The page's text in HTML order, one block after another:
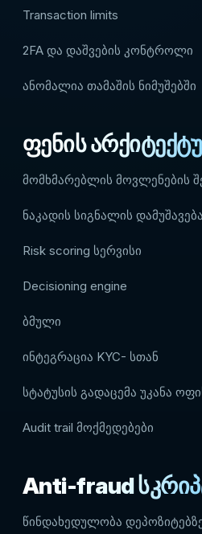
Transaction limits
2FA და დაშვების კონტროლი
ანომალია თამაშის ნიმუშებში
ფენის
მომხმარებლის მოვლენების
ნაკადის სიგნალის დამუშავება
Risk scoring სერვისი
Decisioning engine
ბმული
ინტეგრაცია KYC- სთან
სტატუსის გადაცემა უკანა
Audit trail მოქმედებები
Anti-fraud
წინდახედულობა